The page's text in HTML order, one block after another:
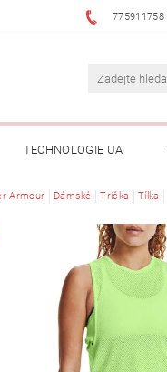
775911758
TECHNOLOGIE UA
Armour Dámské Trička Tílka